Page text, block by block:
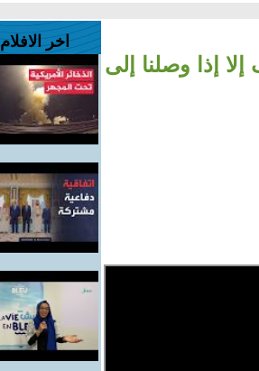
إذا وصلنا إلى
اخر الافلام